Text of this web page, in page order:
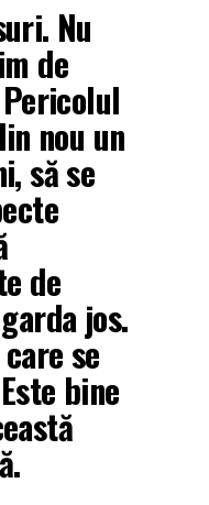
Nu
de
nou un
să se
de
jos.
se
bine